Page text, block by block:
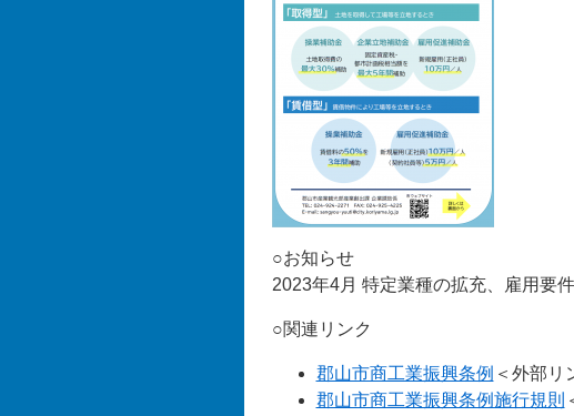
○お知らせ
2023年4月 特定業種の拡充、雇用要
○関連リンク
郡山市商工業振興条例 ＜外部リ
郡山市商工業振興条例施行規則